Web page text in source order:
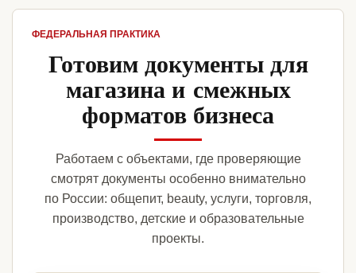
ФЕДЕРАЛЬНАЯ ПРАКТИКА
Готовим документы для
магазина и смежных
форматов бизнеса
Работаем с объектами, где проверяющие
смотрят документы особенно внимательно
по России: общепит, beauty, услуги, торговля,
производство, детские и образовательные
проекты.